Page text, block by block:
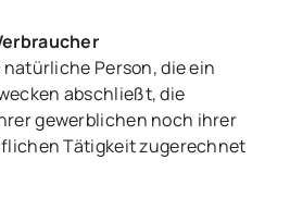
Person, die ein
abschließt, die
gewerblichen noch ihrer
Tätigkeit zugerechnet